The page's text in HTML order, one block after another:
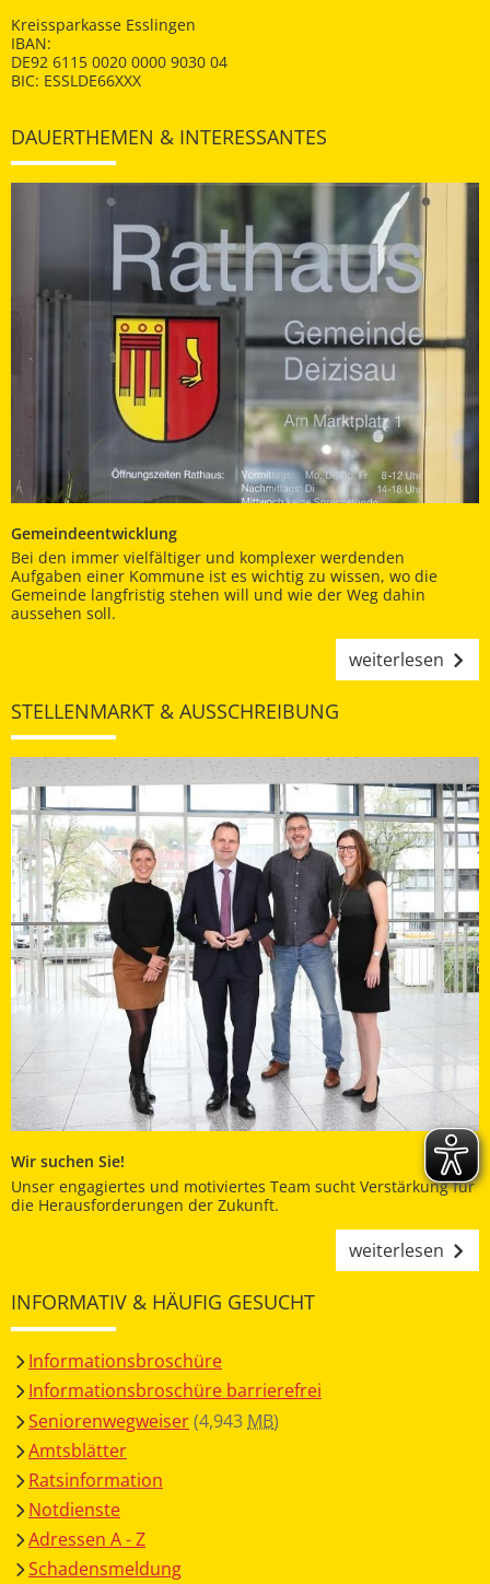
Kreissparkasse Esslingen
IBAN:
DE92 6115 0020 0000 9030 04
BIC: ESSLDE66XXX
DAUERTHEMEN & INTERESSANTES
Gemeindeentwicklung
Bei den immer vielfältiger und komplexer werdenden
Aufgaben einer Kommune ist es wichtig zu wissen, wo die
Gemeinde langfristig stehen will und wie der Weg dahin
aussehen soll.
weiterlesen
STELLENMARKT & AUSSCHREIBUNG
Wir suchen Sie!
Unser engagiertes und motiviertes Team sucht Verstärkung für
die Herausforderungen der Zukunft.
weiterlesen
INFORMATIV & HÄUFIG GESUCHT
Informationsbroschüre
Informationsbroschüre barrierefrei
Seniorenwegweiser(4,943 MB)
Amtsblätter
Ratsinformation
Notdienste
Adressen A - Z
Schadensmeldung